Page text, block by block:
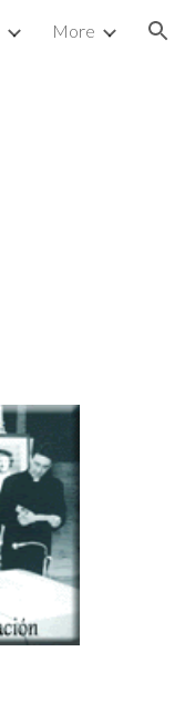
More